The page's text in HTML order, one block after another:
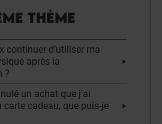
THÈME
continuer d’utiliser ma
après la
?
un achat que j'ai
cadeau, que puis-je